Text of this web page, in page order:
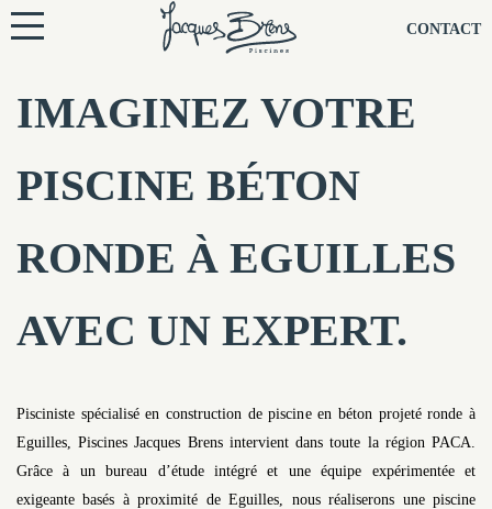
CONTACT
IMAGINEZ VOTRE
PISCINE BÉTON
RONDE À EGUILLES
AVEC UN EXPERT.
Pisciniste spécialisé en construction de piscine en béton projeté ronde à
Eguilles, Piscines Jacques Brens intervient dans toute la région PACA.
Grâce à un bureau d’étude intégré et une équipe expérimentée et
exigeante basés à proximité de Eguilles, nous réaliserons une piscine
NOS PISCINES
NOTRE TECHNIQUE
NOS CONSEILS
NOS AGENCES